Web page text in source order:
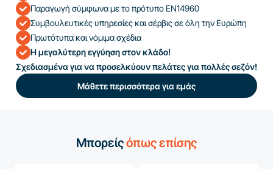
Παραγωγή σύμφωνα με το πρότυπο EN14960
Συμβουλευτικές υπηρεσίες και σέρβις σε όλη την Ευρώπη
Πρωτότυπα και νόμιμα σχέδια
Η μεγαλύτερη εγγύηση στον κλάδο!
Σχεδιασμένα για να προσελκύουν πελάτες για πολλές σεζόν!
Μάθετε περισσότερα για εμάς
Μπορείςόπως επίσης